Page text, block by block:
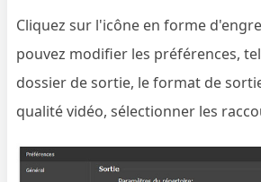
Cliquez sur l'icône en forme
pouvez modifier les préférences,
dossier de sortie, le format de
qualité vidéo, sélectionner les